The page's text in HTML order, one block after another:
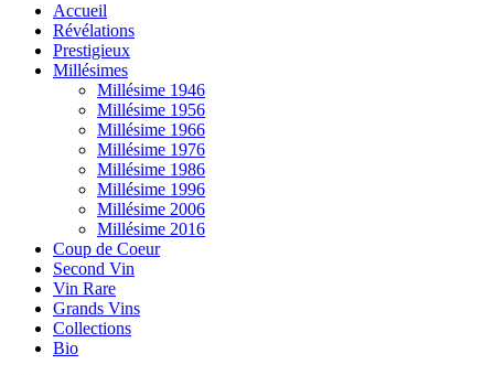
Accueil
Révélations
Prestigieux
Millésimes
Millésime 1946
Millésime 1956
Millésime 1966
Millésime 1976
Millésime 1986
Millésime 1996
Millésime 2006
Millésime 2016
Coup de Coeur
Second Vin
Vin Rare
Grands Vins
Collections
Bio